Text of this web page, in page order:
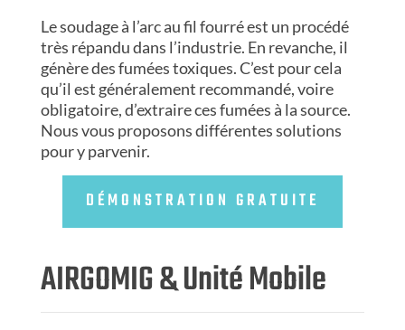
Le soudage à l’arc au fil fourré est un procédé
très répandu dans l’industrie. En revanche, il
génère des fumées toxiques. C’est pour cela
qu’il est généralement recommandé, voire
obligatoire, d’extraire ces fumées à la source.
Nous vous proposons différentes solutions
pour y parvenir.
DÉMONSTRATION GRATUITE
AIRGOMIG & Unité Mobile